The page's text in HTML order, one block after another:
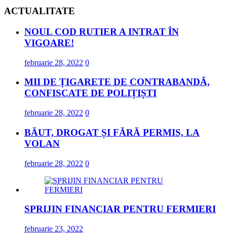
ACTUALITATE
NOUL COD RUTIER A INTRAT ÎN
VIGOARE!
februarie 28, 2022 0
MII DE ȚIGARETE DE CONTRABANDĂ,
CONFISCATE DE POLIȚIȘTI
februarie 28, 2022 0
BĂUT, DROGAT ȘI FĂRĂ PERMIS, LA
VOLAN
februarie 28, 2022 0
SPRIJIN FINANCIAR PENTRU FERMIERI
februarie 23, 2022